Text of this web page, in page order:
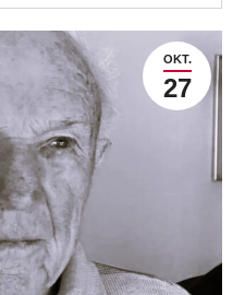
OKT.
27